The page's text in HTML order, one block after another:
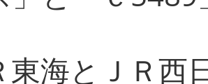
海とＪＲ西